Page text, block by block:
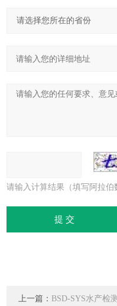
请输入计算结果（填写阿拉
上一篇： BSD-SYS水产检